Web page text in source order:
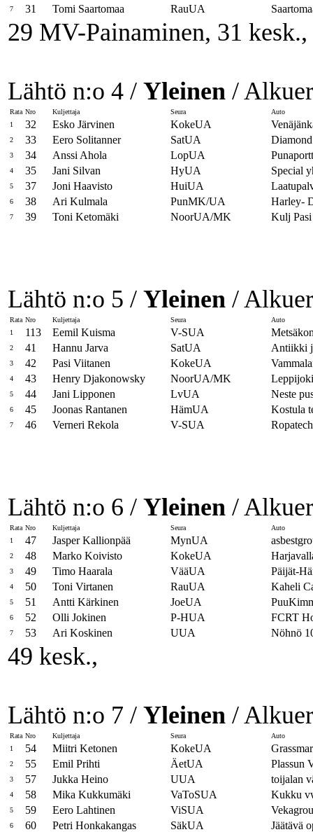
7 31 Tomi Saartomaa RauUA
29 MV-Painaminen, 31 kesk.,
Lähtö n:o 4 / Yleinen /
Rata Nro Kuljettaja Seura
Auto
1
32 Esko Järvinen KokeUA
2 33 Eero Solitanner SatUA
3 34 Anssi Ahola LopUA
4 35 Jani Silvan HyUA Special
5 37 Joni Haavisto HuiUA
6 38 Ari Kulmala PunMK/UA Harley-
7 39 Toni Ketomäki NoorUA/MK Kulj
Lähtö n:o 5 / Yleinen /
Rata Nro Kuljettaja Seura
Auto
1
113 Eemil Kuisma V-SUA
2 41 Hannu Jarva SatUA Antiikki
3 42 Pasi Viitanen KokeUA
4 43 Henry Djakonowsky NoorUA/MK
5 44 Jani Lipponen LvUA Neste
6 45 Joonas Rantanen HämUA Kostula
7 46 Verneri Rekola V-SUA
Lähtö n:o 6 / Yleinen /
Rata Nro Kuljettaja Seura
Auto
1
47 Jasper Kallionpää MynUA
2 48 Marko Koivisto KokeUA
3 49 Timo Haarala VääUA Päijät-
4 50 Toni Virtanen RauUA Kaheli
5 51 Antti Kärkinen JoeUA
6 52 Olli Jokinen P-HUA FCRT
7 53 Ari Koskinen UUA Nöhnö
49 kesk.,
Lähtö n:o 7 / Yleinen /
Rata Nro Kuljettaja Seura
Auto
1
54 Miitri Ketonen KokeUA
2 55 Emil Prihti ÄetUA Plassun
3 57 Jukka Heino UUA toijalan
4 58 Mika Kukkumäki VaToSUA Kukku
5 59 Eero Lahtinen ViSUA
6 60 Petri Honkakangas SäkUA Jäätävä